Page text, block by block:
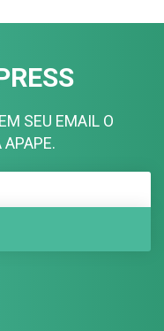
SEU EMAIL O
APAPE.